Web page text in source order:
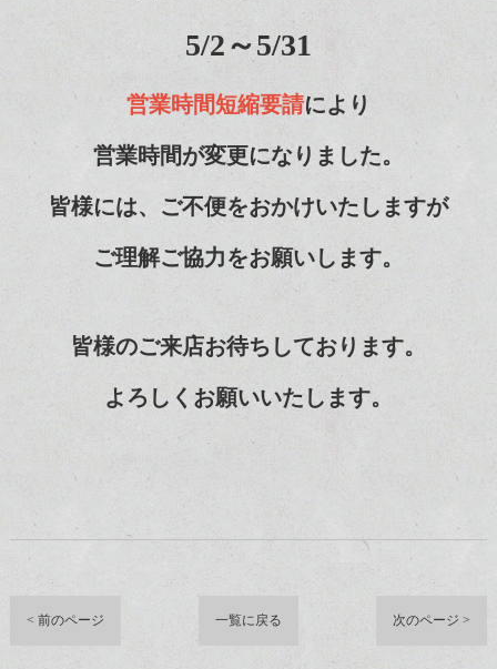
5/2～5/31
営業時間短縮要請により
営業時間が変更になりました。
皆様には、ご不便をおかけいたしますが
ご理解ご協力をお願いします。
皆様のご来店お待ちしております。
よろしくお願いいたします。
< 前のページ 一覧に戻る 次のページ >